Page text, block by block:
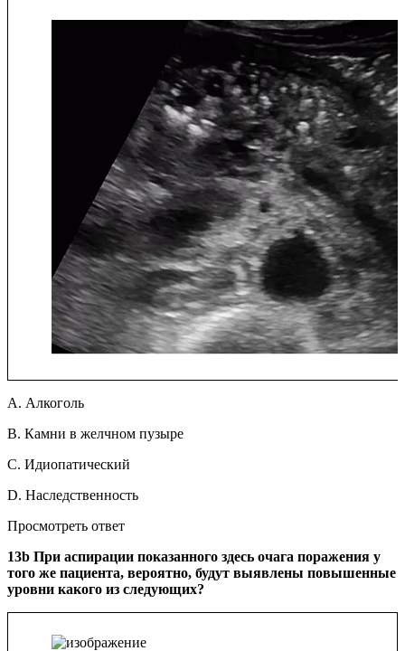
A. Алкоголь
B. Камни в желчном пузыре
C. Идиопатический
D. Наследственность
Просмотреть ответ
13b При аспирации показанного здесь очага поражения у
того же пациента, вероятно, будут выявлены повышенные
уровни какого из следующих?